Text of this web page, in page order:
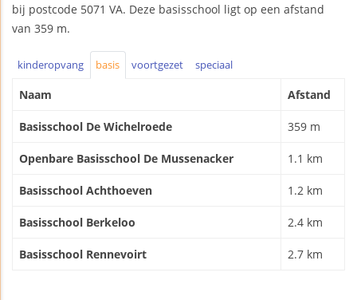
bij postcode 5071 VA. Deze basisschool ligt op een afstand
van 359 m.
kinderopvang basis voortgezet speciaal
Naam Afstand
Basisschool De Wichelroede 359 m
Openbare Basisschool De Mussenacker 1.1 km
Basisschool Achthoeven 1.2 km
Basisschool Berkeloo 2.4 km
Basisschool Rennevoirt 2.7 km